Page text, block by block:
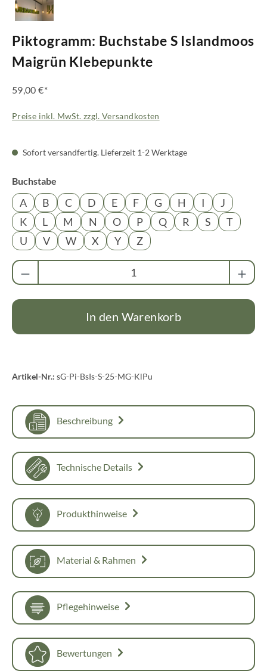
Piktogramm: Buchstabe S Islandmoos
Maigrün Klebepunkte
59,00 €*
Preise inkl. MwSt. zzgl. Versandkosten
Sofort versandfertig. Lieferzeit 1-2 Werktage
Buchstabe
A B C D E F G H I
J
K
L M N O P Q R S
T
U
V W X Y Z
Produkt Anzahl: Gib den gewünschten Wert
In den Warenkorb
Artikel-Nr.: sG-Pi-BsIs-S-25-MG-KlPu
Beschreibung
Technische Details
Produkthinweise
Material & Rahmen
Pflegehinweise
Bewertungen